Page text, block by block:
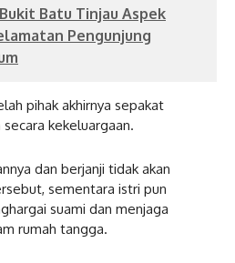
Batu Tinjau Aspek
Pengunjung
pihak akhirnya sepakat
kekeluargaan.
dan berjanji tidak akan
sementara istri pun
suami dan menjaga
rumah tangga.